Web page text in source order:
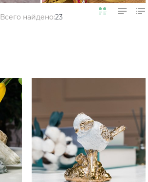
Всего найдено:23